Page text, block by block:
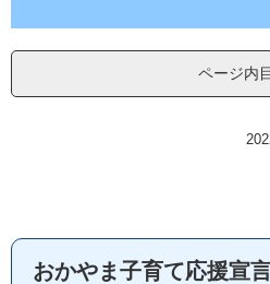
ページ内
おかやま子育て応援宣